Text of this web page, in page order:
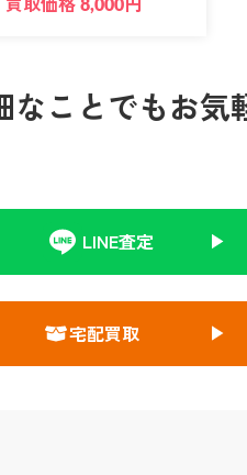
なことでもお気
LINE査定
宅配買取